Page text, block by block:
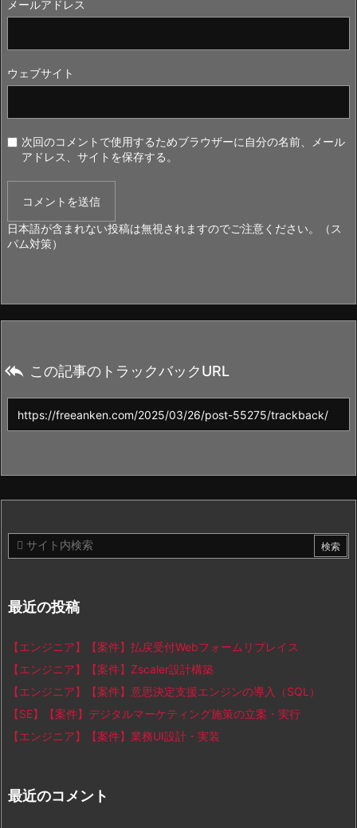
メールアドレス
ウェブサイト
次回のコメントで使用するためブラウザーに自分の名前、メール
アドレス、サイトを保存する。
日本語が含まれない投稿は無視されますのでご注意ください。（ス
パム対策）
 この記事のトラックバックURL
最近の投稿
【エンジニア】【案件】払戻受付Webフォームリプレイス
【エンジニア】【案件】Zscaler設計構築
【エンジニア】【案件】意思決定支援エンジンの導入（SQL）
【SE】【案件】デジタルマーケティング施策の立案・実行
【エンジニア】【案件】業務UI設計・実装
最近のコメント